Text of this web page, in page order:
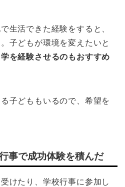
生活できた経験をすると、
子どもが環境を変えたいと
を経験させるのもおすすめ
子どももいるので、希望を
事で成功体験を積んだ
けたり、学校行事に参加し